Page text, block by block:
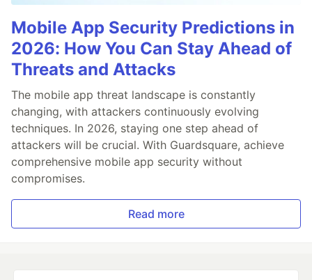
Mobile App Security Predictions in
2026: How You Can Stay Ahead of
Threats and Attacks
The mobile app threat landscape is constantly
changing, with attackers continuously evolving
techniques. In 2026, staying one step ahead of
attackers will be crucial. With Guardsquare, achieve
comprehensive mobile app security without
compromises.
Read more